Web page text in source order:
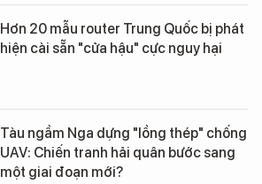
Hơn 20 mẫu router Trung Quốc bị phát
hiện cài sẵn "cửa hậu" cực nguy hại
Tàu ngầm Nga dựng "lồng thép" chống
UAV: Chiến tranh hải quân bước sang
một giai đoạn mới?